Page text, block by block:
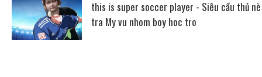
this is super soccer player - Siêu cầu thủ
tra My vu nhom boy hoc tro